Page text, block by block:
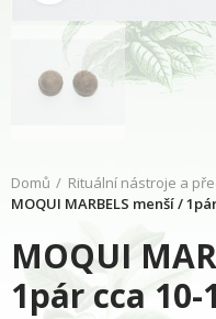
Domů Rituální nástroje a
MOQUI MARBELS menší /
MOQUI
1pár cca 10-